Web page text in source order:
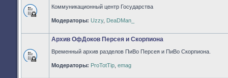
Форум
закрыт
Коммуникационный центр Государства
Модераторы: Uzzy, DeaDMan_
Форум
закрыт
Архив ОфДоков Персея и Скорпиона
Временный архив разделов ПиВо Персея и ПиВо Скорпиона.
Модераторы: ProTotTip emag